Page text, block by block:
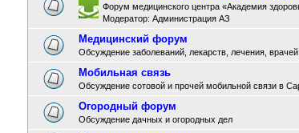
Форум медицинского центра «Академия
Модератор: Администрация АЗ
Медицинский форум
Обсуждение заболеваний, лекарств, лечения,
Мобильная связь
Обсуждение сотовой и прочей мобильной связи в
Огородный форум
Обсуждение дачных и огородных дел